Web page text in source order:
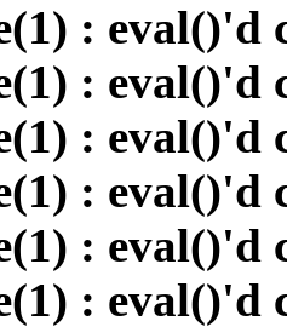
: eval()'d
: eval()'d
: eval()'d
: eval()'d
: eval()'d
: eval()'d